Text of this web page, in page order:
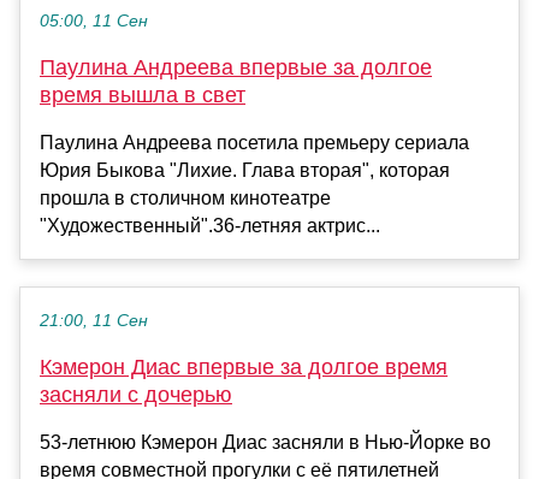
05:00, 11 Сен
Паулина Андреева впервые за долгое
время вышла в свет
Паулина Андреева посетила премьеру сериала
Юрия Быкова "Лихие. Глава вторая", которая
прошла в столичном кинотеатре
"Художественный".36-летняя актрис...
21:00, 11 Сен
Кэмерон Диас впервые за долгое время
засняли с дочерью
53-летнюю Кэмерон Диас засняли в Нью-Йорке во
время совместной прогулки с её пятилетней